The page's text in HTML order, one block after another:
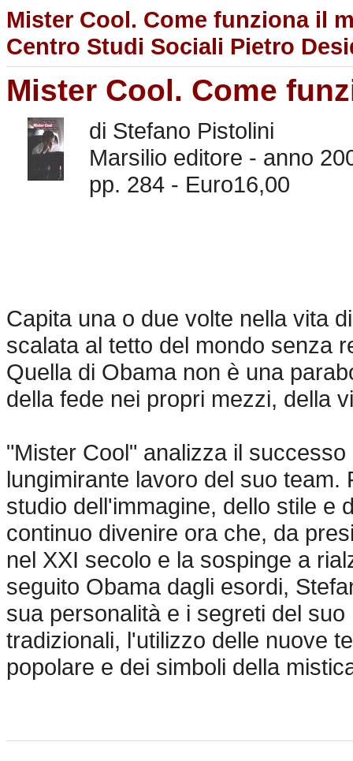
Mister Cool. Come funziona il
Centro Studi Sociali Pietro
Mister Cool. Come
di Stefano Pistolini
Marsilio editore - anno
pp. 284 - Euro16,00
Capita una o due volte nella vita
scalata al tetto del mondo senza
Quella di Obama non è una
della fede nei propri mezzi, della
"Mister Cool" analizza il
lungimirante lavoro del suo
studio dell'immagine, dello stile e
continuo divenire ora che, da
nel XXI secolo e la sospinge a
seguito Obama dagli esordi,
sua personalità e i segreti del
tradizionali, l'utilizzo delle nuove
popolare e dei simboli della